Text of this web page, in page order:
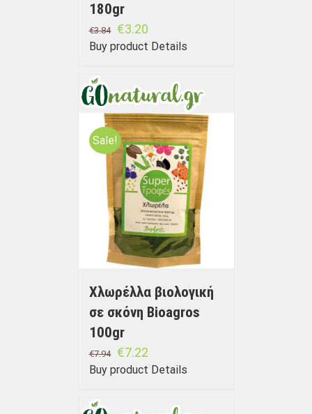
180gr
€3.84 €3.20
Buy product Details
Sale!
Χλωρέλλα βιολογική
σε σκόνη Bioagros
100gr
€7.94 €7.22
Buy product Details